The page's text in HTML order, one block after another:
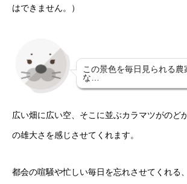
はできません。）
この景色を毎日見られる
な…
広い畑に広い空、そこに並ぶカラマツがのど
の雄大さを感じさせてくれます。
都会の喧騒や忙しい毎日を忘れさせてくれる